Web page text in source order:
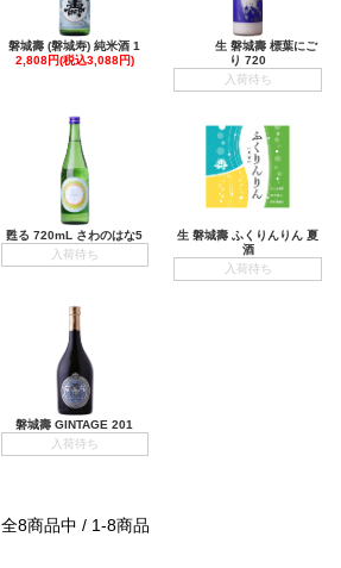
磐城壽 (磐城寿) 純米酒 1
2,808円(税込3,088円)
生 磐城壽 標葉にご
り 720
入荷待ち
甦る 720mL さわのはな5
入荷待ち
生 磐城壽 ふくりんりん 夏
酒
入荷待ち
磐城壽 GINTAGE 201
入荷待ち
全8商品中 / 1-8商品